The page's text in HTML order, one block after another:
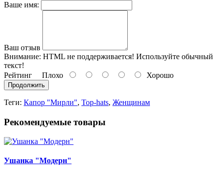
Ваше имя:
Ваш отзыв
Внимание: HTML не поддерживается! Используйте обычный
текст!
Рейтинг Плохо Хорошо
Продолжить
Теги: Капор "Мирли", Top-hats, Женщинам
Рекомендуемые товары
Ушанка "Модерн"